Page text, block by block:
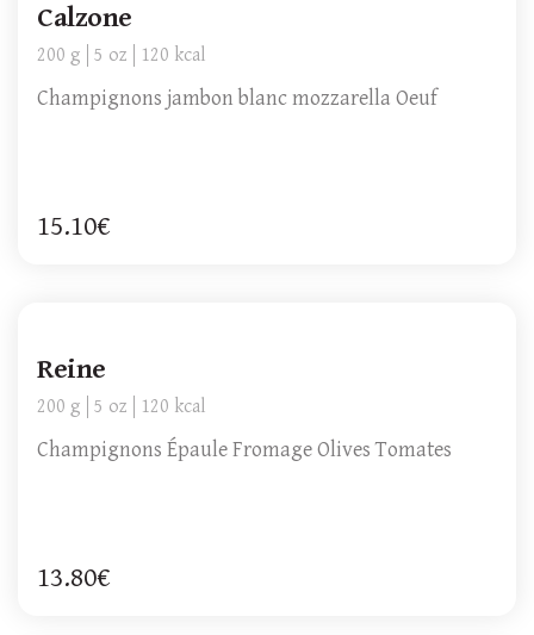
Calzone
200 g 5 oz 120 kcal
Champignons jambon blanc mozzarella Oeuf
15.10€
Reine
200 g 5 oz 120 kcal
Champignons Épaule Fromage Olives Tomates
13.80€